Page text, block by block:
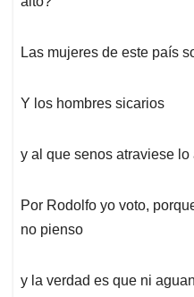
Las mujeres de este país
Y los hombres sicarios
y al que senos atraviese lo
Por Rodolfo yo voto,
no pienso
y la verdad es que ni